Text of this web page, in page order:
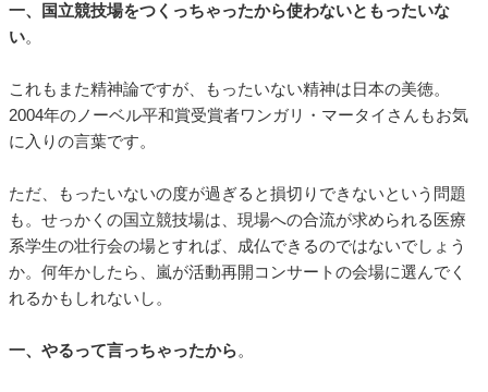
一、国立競技場をつくっちゃったから使わないともったいな
い。
これもまた精神論ですが、もったいない精神は日本の美徳。
2004年のノーベル平和賞受賞者ワンガリ・マータイさんもお気
に入りの言葉です。
ただ、もったいないの度が過ぎると損切りできないという問題
も。せっかくの国立競技場は、現場への合流が求められる医療
系学生の壮行会の場とすれば、成仏できるのではないでしょう
か。何年かしたら、嵐が活動再開コンサートの会場に選んでく
れるかもしれないし。
一、やるって言っちゃったから。